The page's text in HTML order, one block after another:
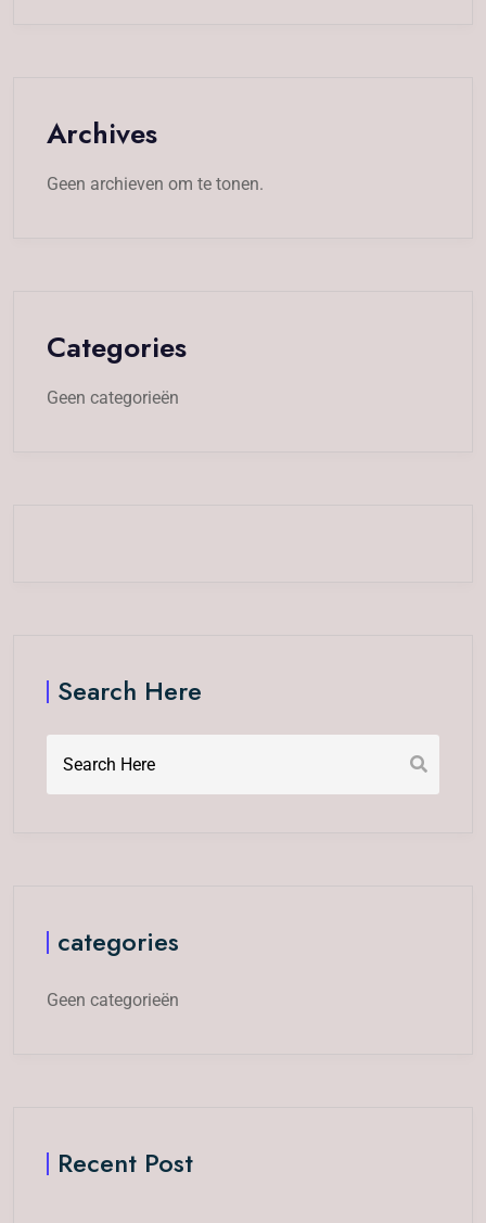
Archives
Geen archieven om te tonen.
Categories
Geen categorieën
Search Here
categories
Geen categorieën
Recent Post